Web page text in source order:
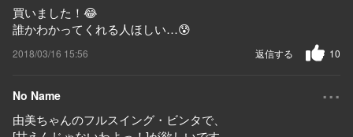
買いました！😂
誰かわかってくれる人ほしい…😰
2018/03/16 15:56 10
返信する
No Name ...
由美ちゃんのフルスイング・ビンタで、